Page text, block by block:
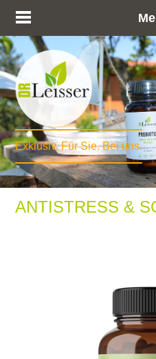
Exklusiv. Für Sie. Bei uns.
ANTISTRESS &